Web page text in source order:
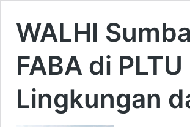
WALHI
FABA di
Lingkungan